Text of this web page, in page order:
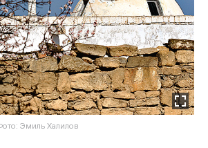
Эмиль Халилов